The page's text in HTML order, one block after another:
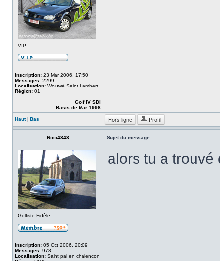
VIP
Inscription: 23 Mar 2006, 17:50
Messages: 2299
Localisation: Woluwé Saint Lambert
Région: 01
Golf IV SDI
Basis de Mar 1998
Haut| Bas Hors ligne Profil
Nico4343 Sujet du message:
Golfiste Fidèle
Inscription: 05 Oct 2006, 20:09
Messages: 978
Localisation: Saint pal en chalencon
alors tu a